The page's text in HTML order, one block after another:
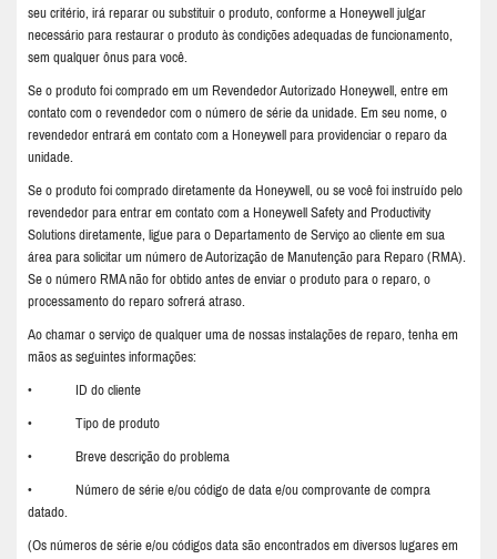
seu critério, irá reparar ou substituir o produto, conforme a Honeywell julgar
necessário para restaurar o produto às condições adequadas de funcionamento,
sem qualquer ônus para você.
Se o produto foi comprado em um Revendedor Autorizado Honeywell, entre em
contato com o revendedor com o número de série da unidade. Em seu nome, o
revendedor entrará em contato com a Honeywell para providenciar o reparo da
unidade.
Se o produto foi comprado diretamente da Honeywell, ou se você foi instruído pelo
revendedor para entrar em contato com a Honeywell Safety and Productivity
Solutions diretamente, ligue para o Departamento de Serviço ao cliente em sua
área para solicitar um número de Autorização de Manutenção para Reparo (RMA).
Se o número RMA não for obtido antes de enviar o produto para o reparo, o
processamento do reparo sofrerá atraso.
Ao chamar o serviço de qualquer uma de nossas instalações de reparo, tenha em
mãos as seguintes informações:
• ID do cliente
• Tipo de produto
• Breve descrição do problema
• Número de série e/ou código de data e/ou comprovante de compra
datado.
(Os números de série e/ou códigos data são encontrados em diversos lugares em